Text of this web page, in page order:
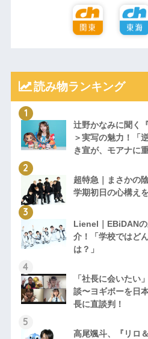
読み物ランキング
辻野かなみに聞く
＞実写の魅力！「
き宣が、モアナに
超特急｜まさかの
学期初日の心構え
Lienel｜EBiDAN
介！「学校ではど
は？」
「社長に会いたい
談〜ヨギボーを日
長に直談判！
高尾颯斗、『リロ